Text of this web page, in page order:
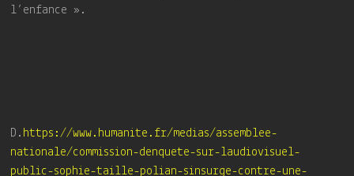
l’enfance ».
D. https://www.humanite.fr/medias/assemblee-
nationale/commission-denquete-sur-laudiovisuel-
public-sophie-taille-polian-sinsurge-contre-une-